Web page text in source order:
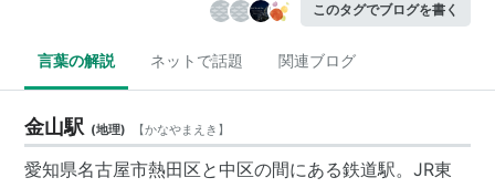
このタグでブログを書く
言葉の解説 ネットで話題 関連ブログ
金山駅 (地理) 【かなやまえき 】
愛知県名古屋市熱田区と中区の間にある鉄道駅。JR東